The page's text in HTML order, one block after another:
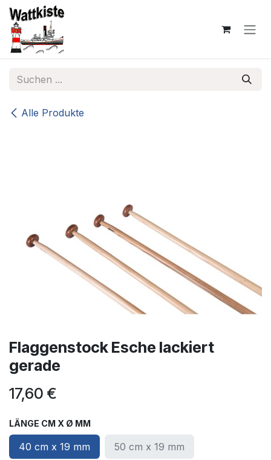
Zum Inhalt springen
Alle Produkte
Flaggenstock Esche lackiert
gerade
17,60 €
LÄNGE CM X Ø MM
40 cm x 19 mm 50 cm x 19 mm